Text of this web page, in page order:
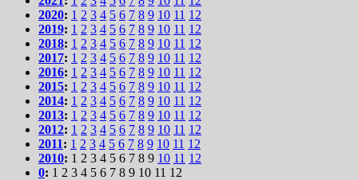
2020: 1 2 3 4 5 6 7 8 9 10 11 12
2019: 1 2 3 4 5 6 7 8 9 10 11 12
2018: 1 2 3 4 5 6 7 8 9 10 11 12
2017: 1 2 3 4 5 6 7 8 9 10 11 12
2016: 1 2 3 4 5 6 7 8 9 10 11 12
2015: 1 2 3 4 5 6 7 8 9 10 11 12
2014: 1 2 3 4 5 6 7 8 9 10 11 12
2013: 1 2 3 4 5 6 7 8 9 10 11 12
2012: 1 2 3 4 5 6 7 8 9 10 11 12
2011: 1 2 3 4 5 6 7 8 9 10 11 12
2010: 1 2 3 4 5 6 7 8 9 10 11 12
0: 1 2 3 4 5 6 7 8 9 10 11 12